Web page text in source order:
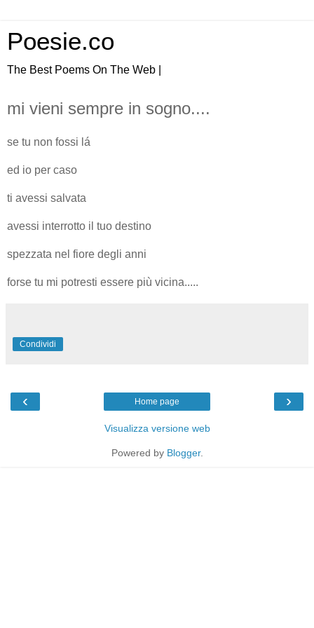
Poesie.co
The Best Poems On The Web |
mi vieni sempre in sogno....
se tu non fossi lá
ed io per caso
ti avessi salvata
avessi interrotto il tuo destino
spezzata nel fiore degli anni
forse tu mi potresti essere più vicina.....
Condividi
‹ ›
Home page
Visualizza versione web
Powered by Blogger.